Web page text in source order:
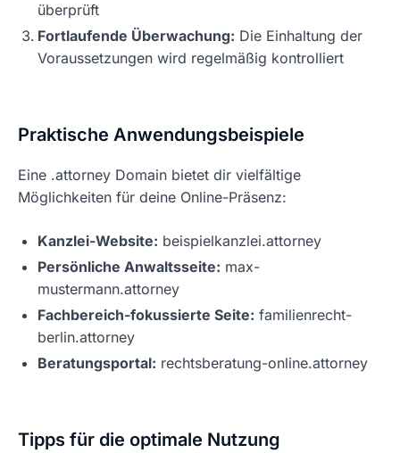
überprüft
Fortlaufende Überwachung: Die Einhaltung der
Voraussetzungen wird regelmäßig kontrolliert
Praktische Anwendungsbeispiele
Eine .attorney Domain bietet dir vielfältige
Möglichkeiten für deine Online-Präsenz:
Kanzlei-Website: beispielkanzlei.attorney
Persönliche Anwaltsseite: max-
mustermann.attorney
Fachbereich-fokussierte Seite: familienrecht-
berlin.attorney
Beratungsportal: rechtsberatung-online.attorney
Tipps für die optimale Nutzung